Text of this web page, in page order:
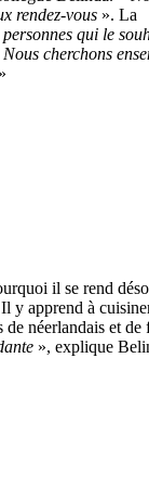
rendez-vous». La
personnes qui le
cherchons
»
il se rend
y apprend à
néerlandais et
», explique